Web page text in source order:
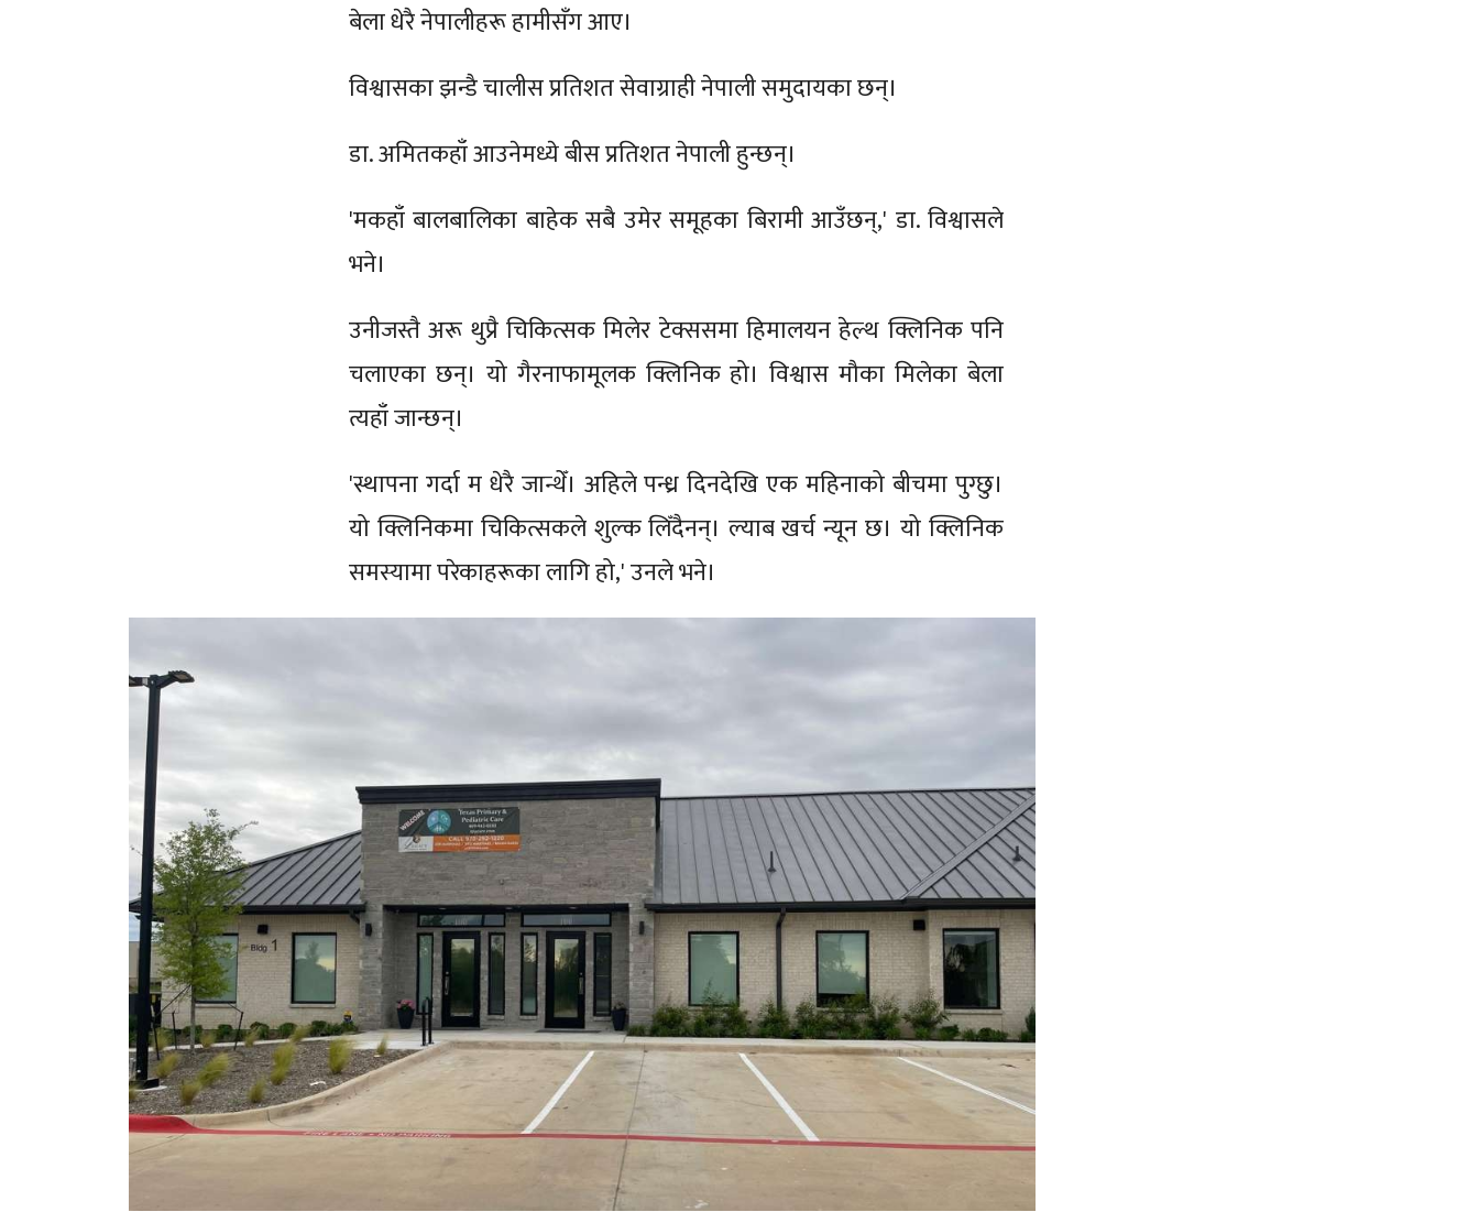
बेला धेरै नेपालीहरू हामीसँग आए।
विश्वासका झन्डै चालीस प्रतिशत सेवाग्राही नेपाली समुदायका छन्।
डा. अमितकहाँ आउनेमध्ये बीस प्रतिशत नेपाली हुन्छन्।
'मकहाँ बालबालिका बाहेक सबै उमेर समूहका बिरामी आउँछन्,' डा. विश्वासले
भने।
उनीजस्तै अरू थुप्रै चिकित्सक मिलेर टेक्ससमा हिमालयन हेल्थ क्लिनिक पनि
चलाएका छन्। यो गैरनाफामूलक क्लिनिक हो। विश्वास मौका मिलेका बेला
त्यहाँ जान्छन्।
'स्थापना गर्दा म धेरै जान्थेँ। अहिले पन्ध्र दिनदेखि एक महिनाको बीचमा पुग्छु।
यो क्लिनिकमा चिकित्सकले शुल्क लिँदैनन्। ल्याब खर्च न्यून छ। यो क्लिनिक
समस्यामा परेकाहरूका लागि हो,' उनले भने।